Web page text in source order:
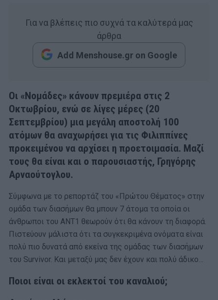
Για να βλέπεις πιο συχνά τα καλύτερά μας
άρθρα
Add Menshouse.gr on Google
Οι «Νομάδες» κάνουν πρεμιέρα στις 2
Οκτωβρίου, ενώ σε λίγες μέρες (20
Σεπτεμβρίου) μια μεγάλη αποστολή 100
ατόμων θα αναχωρήσει για τις Φιλιππίνες
προκειμένου να αρχίσει η προετοιμασία. Μαζί
τους θα είναι και ο παρουσιαστής, Γρηγόρης
Αρναούτογλου.
Σύμφωνα με το ρεπορτάζ του «Πρώτου Θέματος» στην
ομάδα των διασήμων θα μπουν 7 άτομα τα οποία οι
άνθρωποι του ΑΝΤ1 θεωρούν ότι θα κάνουν τη διαφορά.
Πιστεύουν μάλιστα ότι τα συγκεκριμένα ονόματα είναι
πολύ πιο δυνατά από εκείνα της ομάδας των διασήμων
του Survivor. Και μεταξύ μας δεν έχουν και πολύ άδικο…
Ποιοι είναι οι εκλεκτοί του καναλιού;